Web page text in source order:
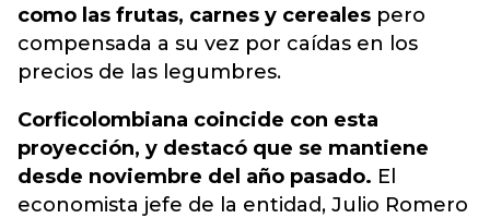
como las frutas, carnes y cereales pero
compensada a su vez por caídas en los
precios de las legumbres.
Corficolombiana coincide con esta
proyección, y destacó que se mantiene
desde noviembre del año pasado. El
economista jefe de la entidad, Julio Romero